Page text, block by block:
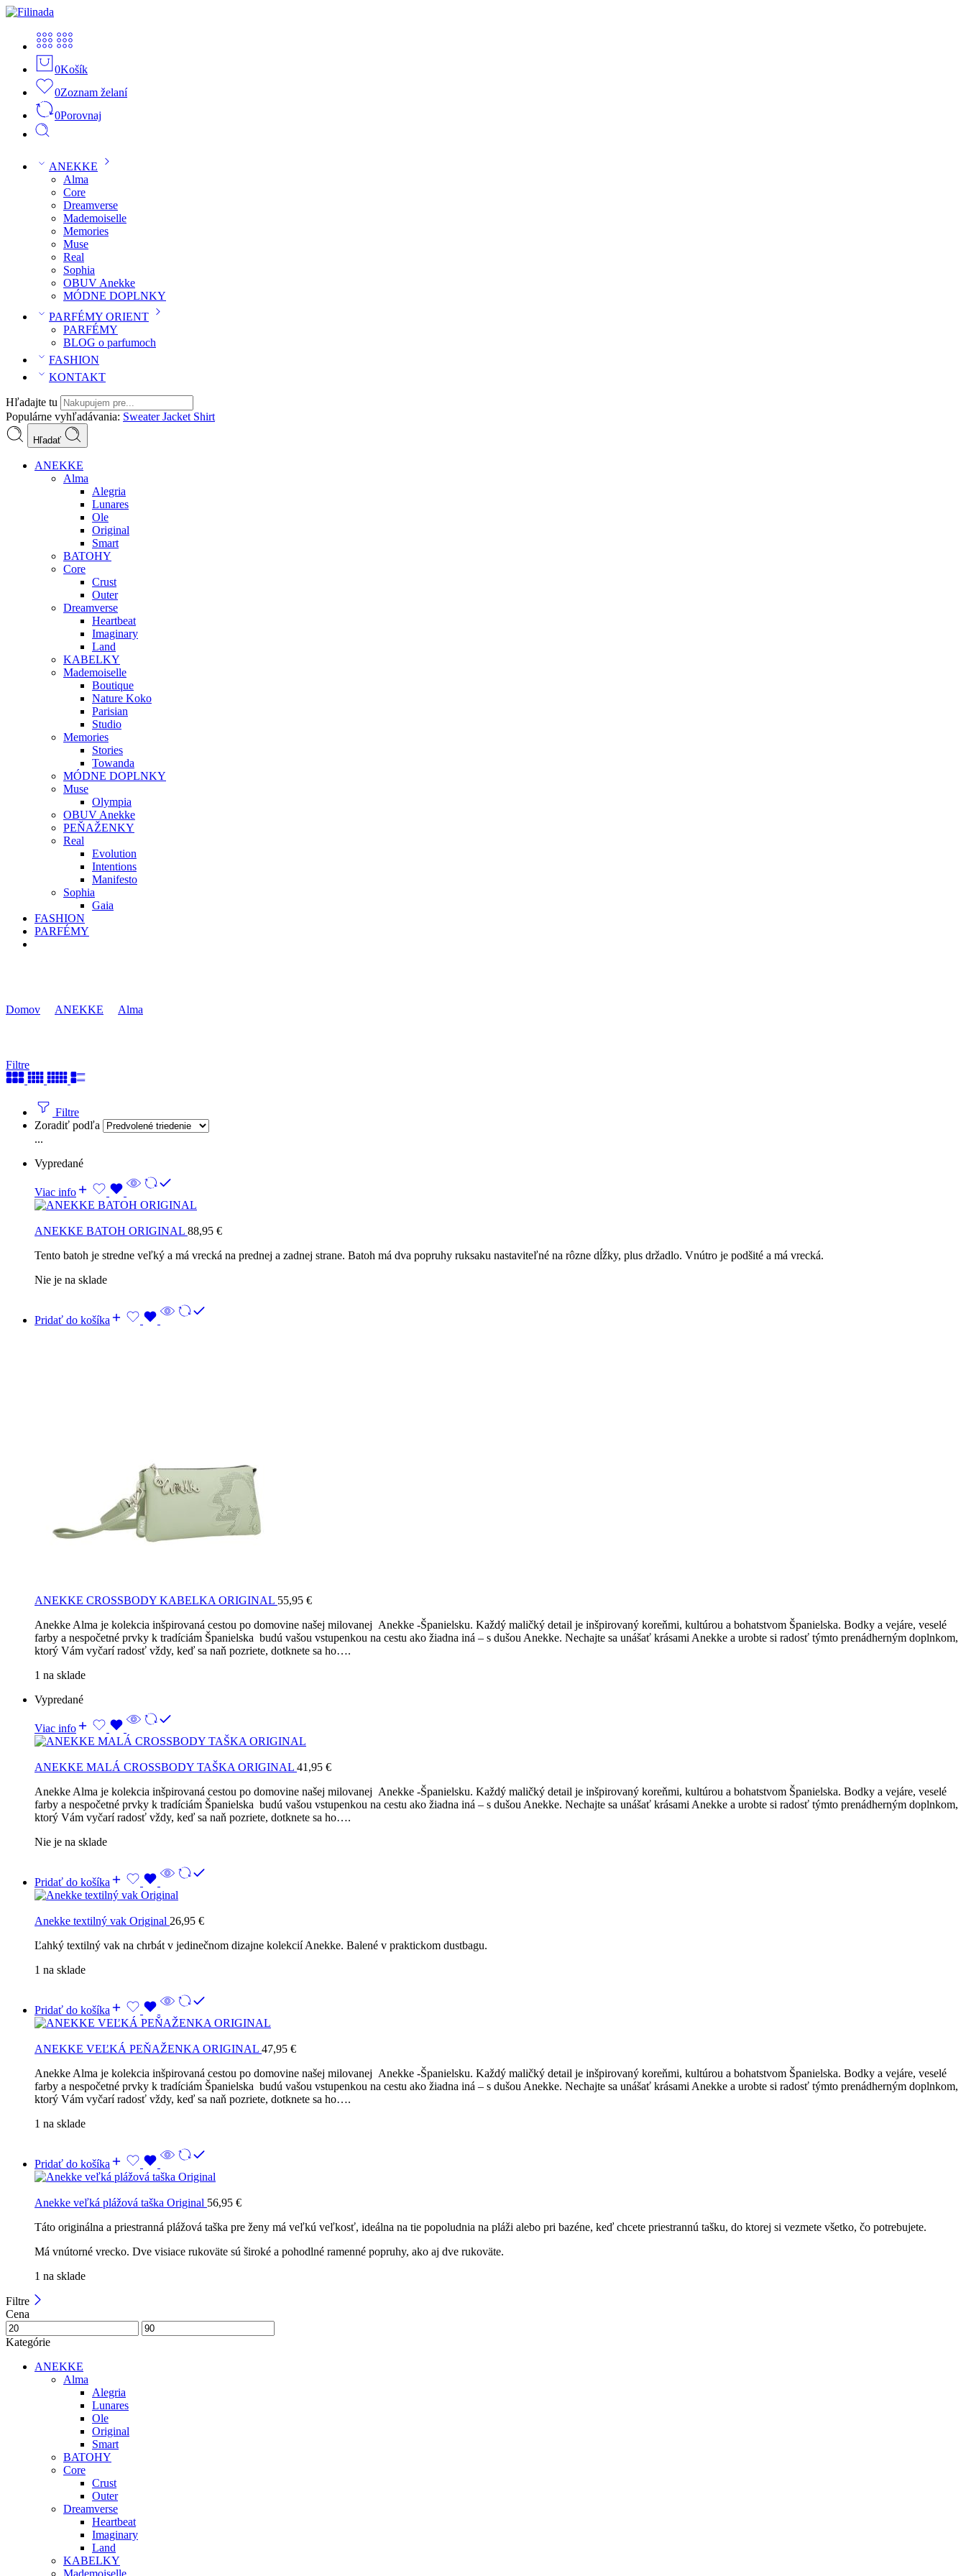
0Košík
0Zoznam želaní
0Porovnaj
ANEKKE
Alma
Core
Dreamverse
Mademoiselle
Memories
Muse
Real
Sophia
OBUV Anekke
MÓDNE DOPLNKY
PARFÉMY ORIENT
PARFÉMY
BLOG o parfumoch
FASHION
KONTAKT
Hľadajte tu
Populárne vyhľadávania: SweaterJacket Shirt
Hľadať
ANEKKE
Alma
Alegria
Lunares
Ole
Original
Smart
BATOHY
Core
Crust
Outer
Dreamverse
Heartbeat
Imaginary
Land
KABELKY
Mademoiselle
Boutique
Nature Koko
Parisian
Studio
Memories
Stories
Towanda
MÓDNE DOPLNKY
Muse
Olympia
OBUV Anekke
PEŇAŽENKY
Real
Evolution
Intentions
Manifesto
Sophia
Gaia
FASHION
PARFÉMY
Domov ANEKKE Alma
Filtre
Filtre
Zoradiť podľa
...
Vypredané
Viac info
ANEKKE BATOH ORIGINAL 88,95 €
Tento batoh je stredne veľký a má vrecká na prednej a zadnej strane. Batoh má dva popruhy ruksaku nastaviteľné na rôzne dĺžky, plus držadlo. Vnútro je podšité a má vrecká.
Nie je na sklade
Pridať do košíka
ANEKKE CROSSBODY KABELKA ORIGINAL 55,95 €
Anekke Alma je kolekcia inšpirovaná cestou po domovine našej milovanej Anekke -Španielsku. Každý maličký detail je inšpirovaný koreňmi, kultúrou a bohatstvom Španielska. Bodky a vejáre, veselé
farby a nespočetné prvky k tradíciám Španielska budú vašou vstupenkou na cestu ako žiadna iná – s dušou Anekke. Nechajte sa unášať krásami Anekke a urobte si radosť týmto prenádherným doplnkom,
ktorý Vám vyčarí radosť vždy, keď sa naň pozriete, dotknete sa ho….
1 na sklade
Vypredané
Viac info
ANEKKE MALÁ CROSSBODY TAŠKA ORIGINAL 41,95 €
Anekke Alma je kolekcia inšpirovaná cestou po domovine našej milovanej Anekke -Španielsku. Každý maličký detail je inšpirovaný koreňmi, kultúrou a bohatstvom Španielska. Bodky a vejáre, veselé
farby a nespočetné prvky k tradíciám Španielska budú vašou vstupenkou na cestu ako žiadna iná – s dušou Anekke. Nechajte sa unášať krásami Anekke a urobte si radosť týmto prenádherným doplnkom,
ktorý Vám vyčarí radosť vždy, keď sa naň pozriete, dotknete sa ho….
Nie je na sklade
Pridať do košíka
Anekke textilný vak Original 26,95 €
Ľahký textilný vak na chrbát v jedinečnom dizajne kolekcií Anekke. Balené v praktickom dustbagu.
1 na sklade
Pridať do košíka
ANEKKE VEĽKÁ PEŇAŽENKA ORIGINAL 47,95 €
Anekke Alma je kolekcia inšpirovaná cestou po domovine našej milovanej Anekke -Španielsku. Každý maličký detail je inšpirovaný koreňmi, kultúrou a bohatstvom Španielska. Bodky a vejáre, veselé
farby a nespočetné prvky k tradíciám Španielska budú vašou vstupenkou na cestu ako žiadna iná – s dušou Anekke. Nechajte sa unášať krásami Anekke a urobte si radosť týmto prenádherným doplnkom,
ktorý Vám vyčarí radosť vždy, keď sa naň pozriete, dotknete sa ho….
1 na sklade
Pridať do košíka
Anekke veľká plážová taška Original 56,95 €
Táto originálna a priestranná plážová taška pre ženy má veľkú veľkosť, ideálna na tie popoludnia na pláži alebo pri bazéne, keď chcete priestrannú tašku, do ktorej si vezmete všetko, čo potrebujete.
Má vnútorné vrecko. Dve visiace rukoväte sú široké a pohodlné ramenné popruhy, ako aj dve rukoväte.
1 na sklade
Filtre
Cena
Kategórie
ANEKKE
Alma
Alegria
Lunares
Ole
Original
Smart
BATOHY
Core
Crust
Outer
Dreamverse
Heartbeat
Imaginary
Land
KABELKY
Mademoiselle